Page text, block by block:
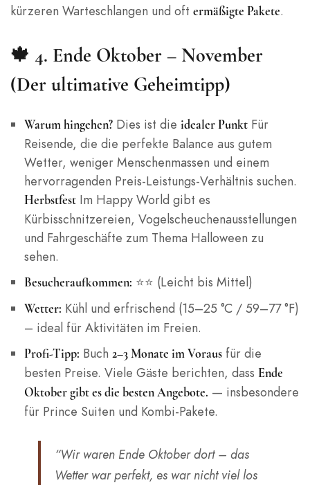
kürzeren Warteschlangen und oft ermäßigte Pakete.
🍁 4. Ende Oktober – November
(Der ultimative Geheimtipp)
Warum hingehen?Dies ist die idealer PunktFür
Reisende, die die perfekte Balance aus gutem
Wetter, weniger Menschenmassen und einem
hervorragenden Preis-Leistungs-Verhältnis suchen.
HerbstfestIm Happy World gibt es
Kürbisschnitzereien, Vogelscheuchenausstellungen
und Fahrgeschäfte zum Thema Halloween zu
sehen.
Besucheraufkommen: ⭐⭐ (Leicht bis Mittel)
Wetter: Kühl und erfrischend (15–25 °C / 59–77 °F)
– ideal für Aktivitäten im Freien.
Profi-Tipp: Buch 2–3 Monate im Vorausfür die
besten Preise. Viele Gäste berichten, dass Ende
Oktober gibt es die besten Angebote. — insbesondere
für Prince Suiten und Kombi-Pakete.
“Wir waren Ende Oktober dort – das
Wetter war perfekt, es war nicht viel los